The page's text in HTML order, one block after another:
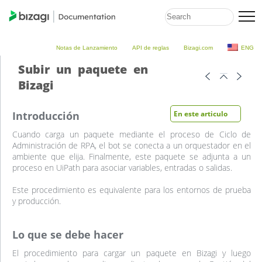
Notas de Lanzamiento API de reglas Bizagi.com ENG